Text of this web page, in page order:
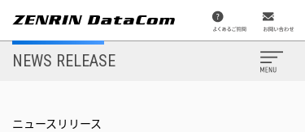
イ
コ
NEWS RELEASE
ニュースリリース